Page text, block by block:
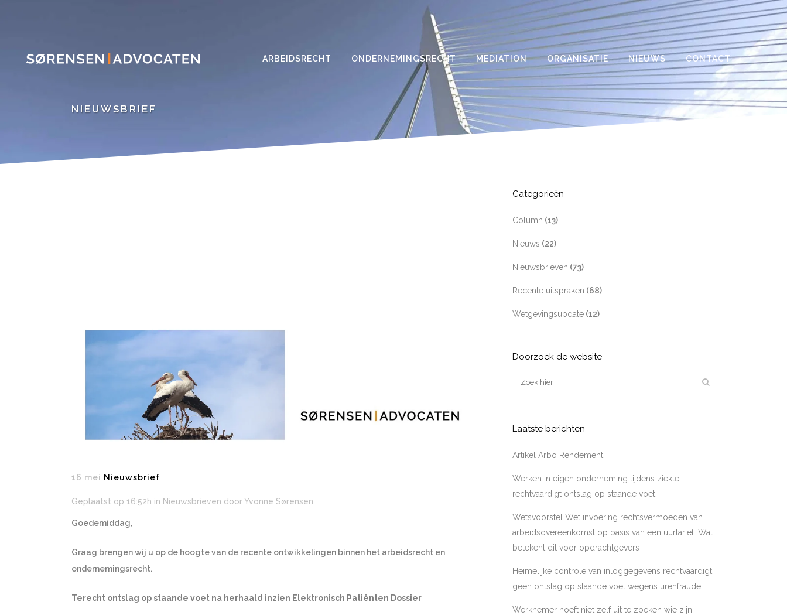
ARBEIDSRECHT ONDERNEMINGSRECHT MEDIATION ORGANISATIE NIEUWS CONTACT
NIEUWSBRIEF
16 mei Nieuwsbrief
Geplaatst op 16:52h in Nieuwsbrieven doorYvonne Sørensen
Goedemiddag,
Graag brengen wij u op de hoogte van de recente ontwikkelingen binnen het arbeidsrecht en
ondernemingsrecht.
Terecht ontslag op staande voet na herhaald inzien Elektronisch Patiënten Dossier
Categorieën
Column (13)
Nieuws (22)
Nieuwsbrieven (73)
Recente uitspraken (68)
Wetgevingsupdate (12)
Doorzoek de website
Laatste berichten
Artikel Arbo Rendement
Werken in eigen onderneming tijdens ziekte
rechtvaardigt ontslag op staande voet
Wetsvoorstel Wet invoering rechtsvermoeden van
arbeidsovereenkomst op basis van een uurtarief: Wat
betekent dit voor opdrachtgevers
Heimelijke controle van inloggegevens rechtvaardigt
geen ontslag op staande voet wegens urenfraude
Werknemer hoeft niet zelf uit te zoeken wie zijn